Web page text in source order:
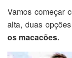
Vamos começar
alta, duas
os macacões.